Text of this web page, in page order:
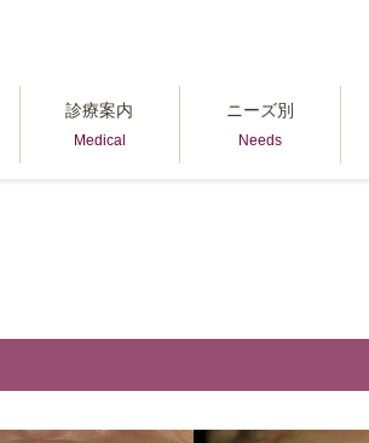
診療案内
Medical
ニーズ別
Needs
叢生）症例